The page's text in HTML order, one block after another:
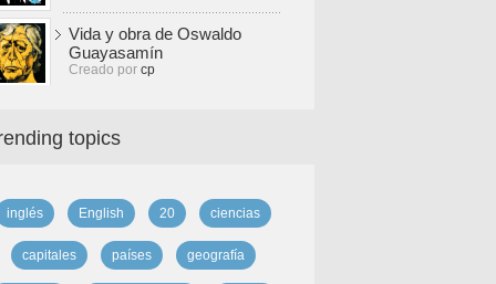
Vida y obra de Oswaldo
Guayasamín
Creado por cp
topics
inglés English 20 ciencias
capitales países geografía